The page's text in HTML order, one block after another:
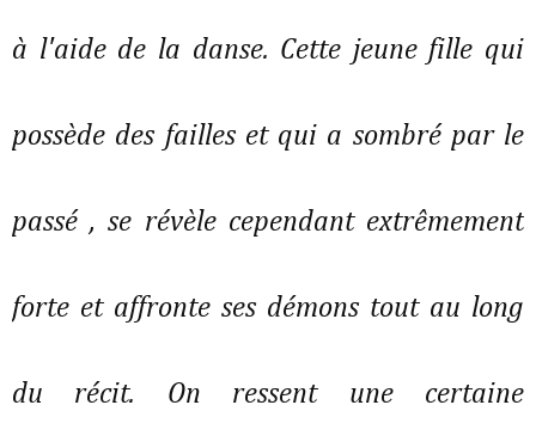
à l'aide de la danse. Cette jeune fille qui
possède des failles et qui a sombré par le
passé , se révèle cependant extrêmement
forte et affronte ses démons tout au long
du récit. On ressent une certaine